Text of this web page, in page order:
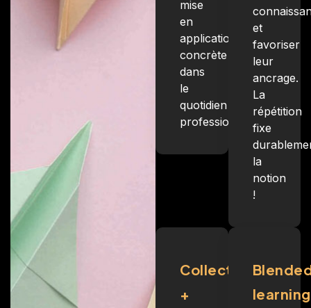
mise
en
application
concrète
dans
le
quotidien
professionnel.
et
favoriser
leur
ancrage.
La
répétition
fixe
la
notion
!
Collectif
+
learning